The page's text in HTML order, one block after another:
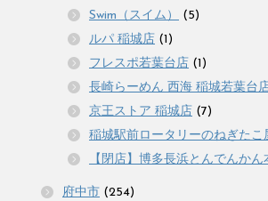
Swim（スイム）
(5)
ルパ 稲城店 (1)
フレスポ若葉台店 (1)
長崎らーめん 西海 稲城若葉台
京王ストア 稲城店 (7)
稲城駅前ロータリーのねぎたこ
【閉店】博多長浜とんでんかん
府中市 (254)